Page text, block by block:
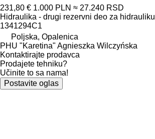
231,80 € 1.000 PLN ≈ 27.240 RSD
Hidraulika - drugi rezervni deo za hidrauliku
1341294C1
Poljska, Opalenica
PHU "Karetina" Agnieszka Wilczyńska
Kontaktirajte prodavca
Prodajete tehniku?
Učinite to sa nama!
Postavite oglas